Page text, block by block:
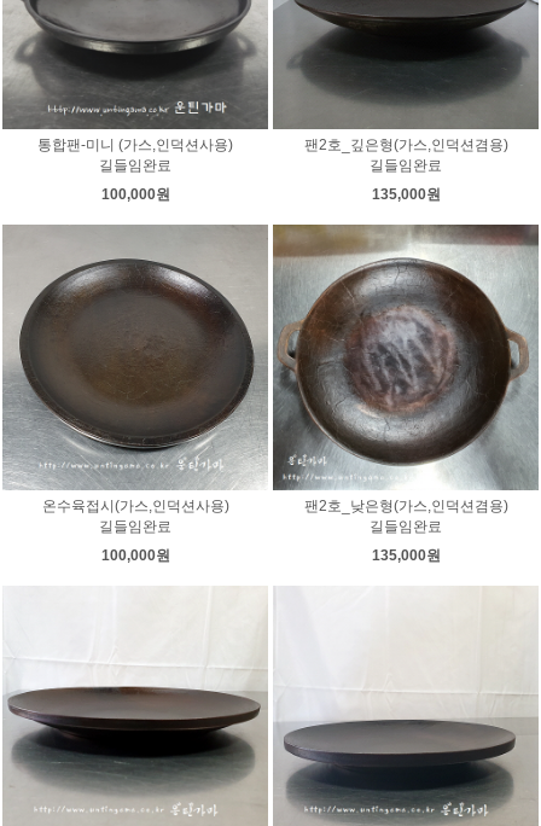
통합팬-미니 (가스,인덕션사용)
길들임완료
100,000원
팬2호_깊은형(가스,인덕션겸용)
길들임완료
135,000원
온수육접시(가스,인덕션사용)
길들임완료
100,000원
팬2호_낮은형(가스,인덕션겸용)
길들임완료
135,000원